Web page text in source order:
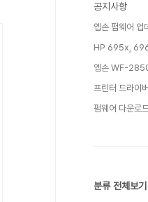
공지사항
엡손 펌웨어 업
HP 695x,
엡손 WF-
프린터 드라이
펌웨어 다운로
분류 전체보기